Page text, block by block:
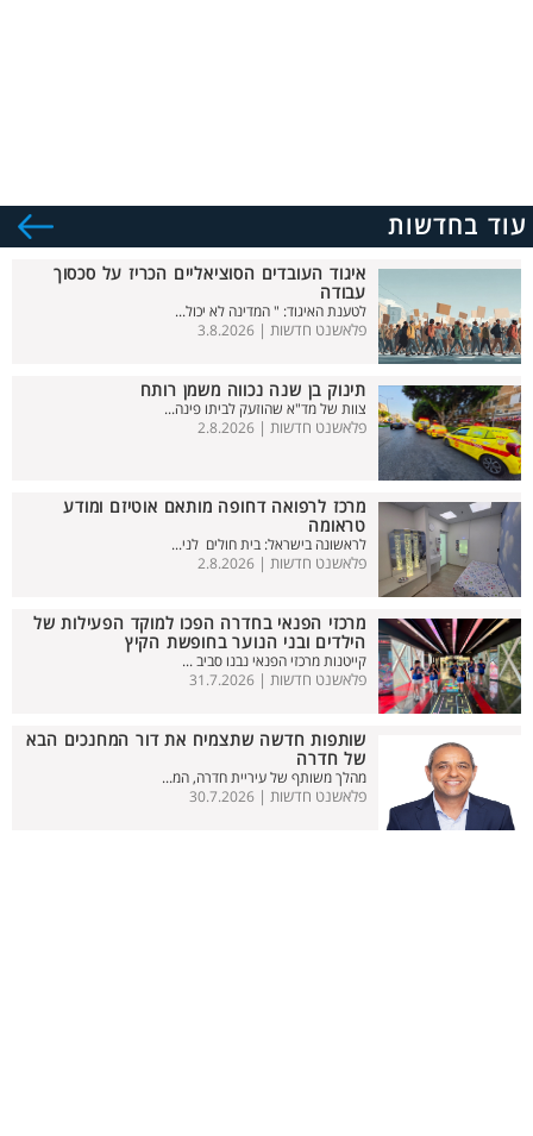
עוד בחדשות
איגוד העובדים הסוציאליים הכריז על סכסוך
עבודה
לטענת האיגוד: " המדינה לא יכול...
פלאשנט חדשות | 3.8.2026
תינוק בן שנה נכווה משמן רותח
צוות של מד"א שהוזעק לביתו פינה...
פלאשנט חדשות | 2.8.2026
מרכז לרפואה דחופה מותאם אוטיזם ומודע
טראומה
לראשונה בישראל: בית חולים לני...
פלאשנט חדשות | 2.8.2026
מרכזי הפנאי בחדרה הפכו למוקד הפעילות של
הילדים ובני הנוער בחופשת הקיץ
קייטנות מרכזי הפנאי נבנו סביב ...
פלאשנט חדשות | 31.7.2026
שותפות חדשה שתצמיח את דור המחנכים הבא
של חדרה
מהלך משותף של עיריית חדרה, המ...
פלאשנט חדשות | 30.7.2026